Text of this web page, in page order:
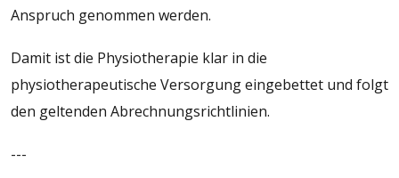
Anspruch genommen werden.
Damit ist die Physiotherapie klar in die
physiotherapeutische Versorgung eingebettet und folgt
den geltenden Abrechnungsrichtlinien.
---